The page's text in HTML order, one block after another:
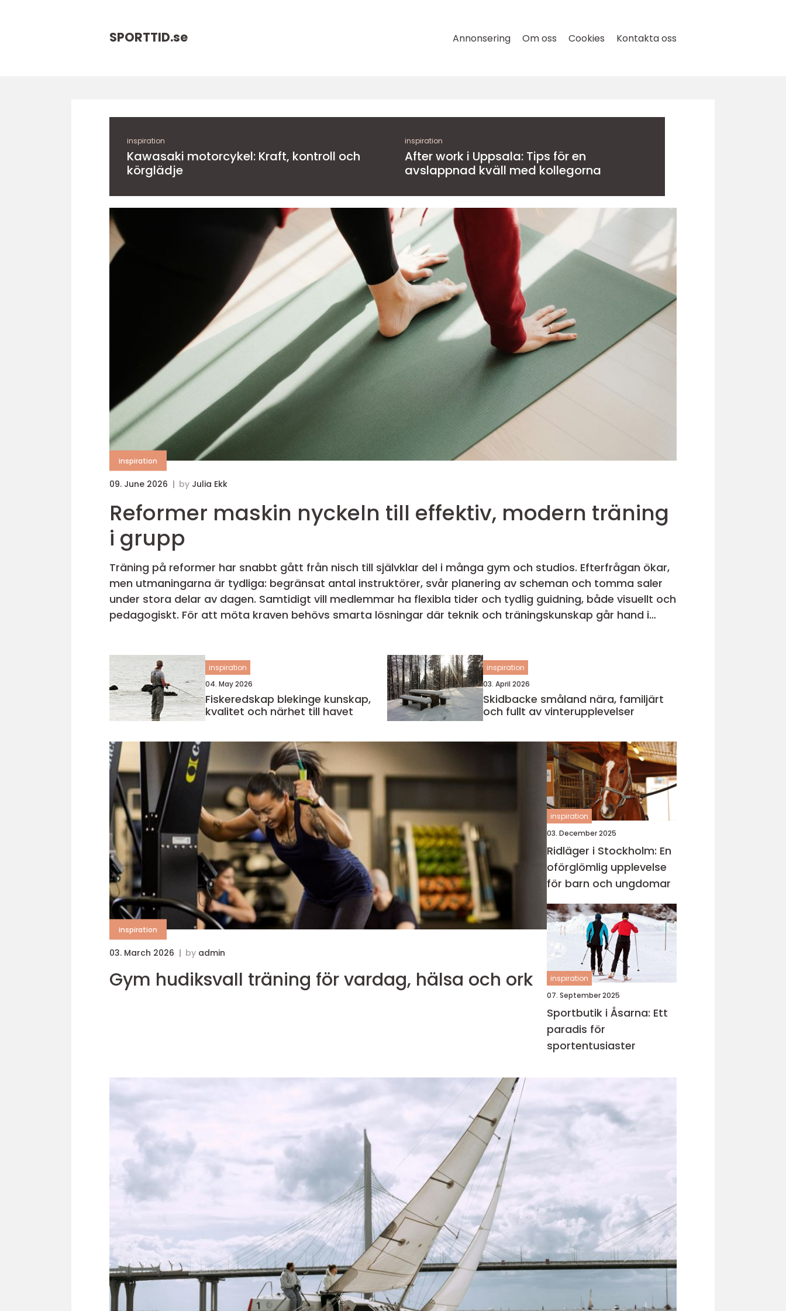
SPORTTID.se Annonsering Om oss Cookies Kontakta oss
inspiration
Kawasaki motorcykel: Kraft, kontroll och
körglädje
inspiration
After work i Uppsala: Tips för en
avslappnad kväll med kollegorna
inspiration
09. June 2026 by Julia Ekk
Reformer maskin nyckeln till effektiv, modern träning
i grupp
Träning på reformer har snabbt gått från nisch till självklar del i många gym och studios. Efterfrågan ökar,
men utmaningarna är tydliga: begränsat antal instruktörer, svår planering av scheman och tomma saler
under stora delar av dagen. Samtidigt vill medlemmar ha flexibla tider och tydlig guidning, både visuellt och
pedagogiskt. För att möta kraven behövs smarta lösningar där teknik och träningskunskap går hand i
inspiration
04. May 2026
Fiskeredskap blekinge kunskap,
kvalitet och närhet till havet
inspiration
03. April 2026
Skidbacke småland nära, familjärt
och fullt av vinterupplevelser
inspiration
03. March 2026 by admin
Gym hudiksvall träning för vardag, hälsa och ork
inspiration
03. December 2025
Ridläger i Stockholm: En
oförglömlig upplevelse
för barn och ungdomar
inspiration
07. September 2025
Sportbutik i Åsarna: Ett
paradis för
sportentusiaster